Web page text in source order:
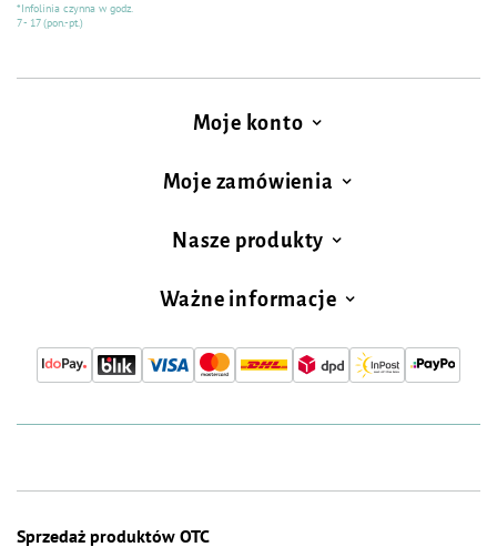
*Infolinia czynna w godz.
7 - 17 (pon.-pt.)
Moje konto
Moje zamówienia
Nasze produkty
Ważne informacje
Sprzedaż produktów OTC